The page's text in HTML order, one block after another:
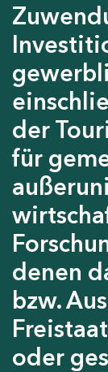
der
für
denen
bzw.
oder